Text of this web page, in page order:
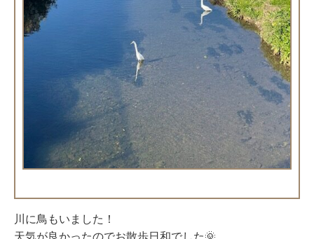
川に鳥もいました！
天気が良かったのでお散歩日和でした🌞